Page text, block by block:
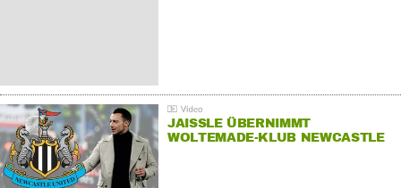
JAISSLE ÜBERNIMMT
WOLTEMADE-KLUB NEWCASTLE